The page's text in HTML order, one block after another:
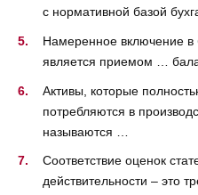
с нормативной базой
Намеренное включение в
является приемом …
Активы, которые
потребляются в
называются …
Соответствие оценок
действительности – это